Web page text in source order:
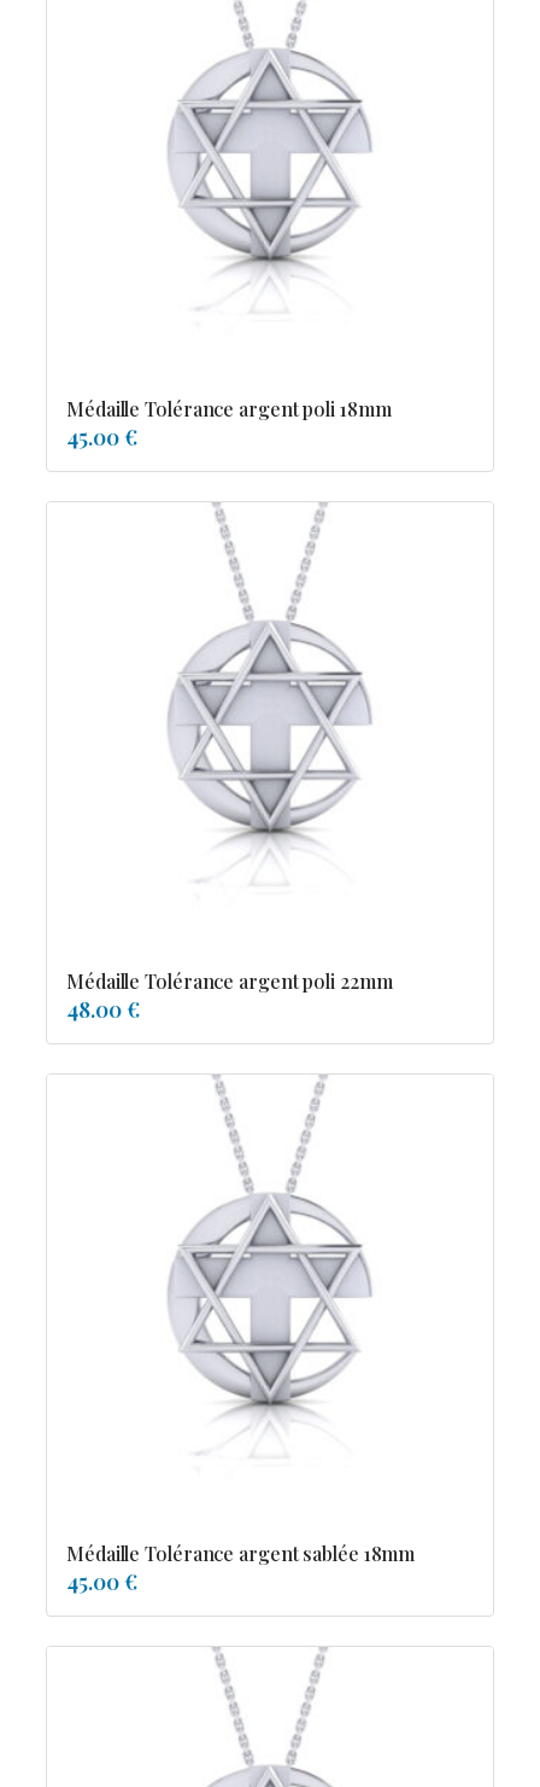
Médaille Tolérance argent poli 18mm
45.00 €
Médaille Tolérance argent poli 22mm
48.00 €
Médaille Tolérance argent sablée 18mm
45.00 €